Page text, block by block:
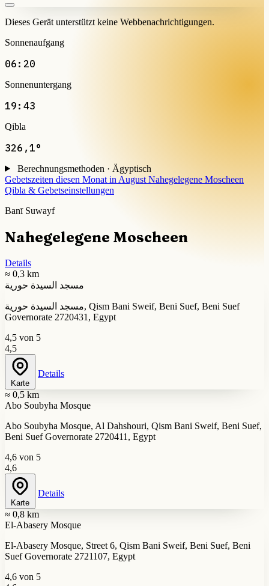
Dieses Gerät unterstützt keine Webbenachrichtigungen.
Sonnenaufgang
06:20
Sonnenuntergang
19:43
Qibla
326,1°
Berechnungsmethoden · Ägyptisch
Gebetszeiten diesen Monat in August Nahegelegene Moscheen
Qibla & Gebetseinstellungen
Banī Suwayf
Nahegelegene Moscheen
Details
≈ 0,3 km
مسجد السيدة حورية
مسجد السيدة حورية, Qism Bani Sweif, Beni Suef, Beni Suef
Governorate 2720431, Egypt
4,5 von 5
4,5
Karte
Details
≈ 0,5 km
Abo Soubyha Mosque
Abo Soubyha Mosque, Al Dahshouri, Qism Bani Sweif, Beni Suef,
Beni Suef Governorate 2720411, Egypt
4,6 von 5
4,6
Karte
Details
≈ 0,8 km
El-Abasery Mosque
El-Abasery Mosque, Street 6, Qism Bani Sweif, Beni Suef, Beni
Suef Governorate 2721107, Egypt
4,6 von 5